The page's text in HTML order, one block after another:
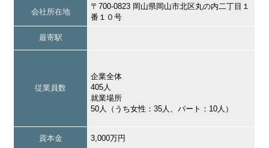
会社所在地
〒700-0823 岡山県岡山市北区丸の内二丁目１
番１０号
最寄駅
従業員数
企業全体
405人
就業場所
50人（うち女性：35人、パート：10人）
資本金 3,000万円